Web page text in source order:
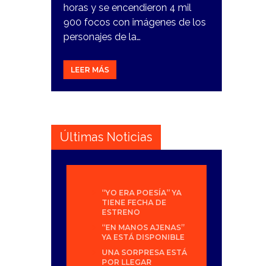
horas y se encendieron 4 mil
900 focos con imágenes de los
personajes de la…
LEER MÁS
Últimas Noticias
“YO ERA POESÍA” YA
TIENE FECHA DE
ESTRENO
“EN MANOS AJENAS”
YA ESTÁ DISPONIBLE
UNA SORPRESA ESTÁ
POR LLEGAR